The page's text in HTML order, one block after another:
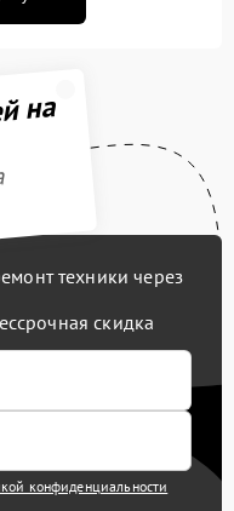
на
техники через
скидка
конфиденциальности